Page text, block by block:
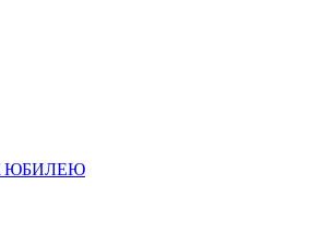
ЮБИЛЕЮ